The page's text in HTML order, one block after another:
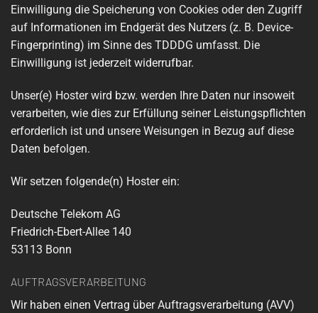
Einwilligung die Speicherung von Cookies oder den Zugriff
auf Informationen im Endgerät des Nutzers (z. B. Device-
Fingerprinting) im Sinne des TDDDG umfasst. Die
Einwilligung ist jederzeit widerrufbar.
Unser(e) Hoster wird bzw. werden Ihre Daten nur insoweit
verarbeiten, wie dies zur Erfüllung seiner Leistungspflichten
erforderlich ist und unsere Weisungen in Bezug auf diese
Daten befolgen.
Wir setzen folgende(n) Hoster ein:
Deutsche Telekom AG
Friedrich-Ebert-Allee 140
53113 Bonn
AUFTRAGSVERARBEITUNG
Wir haben einen Vertrag über Auftragsverarbeitung (AVV)